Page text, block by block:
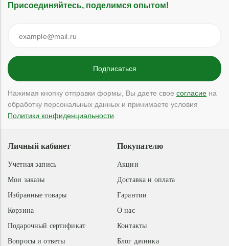
Присоединяйтесь, поделимся опытом!
Нажимая кнопку отправки формы, Вы даете свое согласие на
обработку персональных данных и принимаете условия
Политики конфиденциальности
Покупателю
Акции
Доставка и оплата
Гарантии
О нас
Контакты
Блог дачника
Личный кабинет
Учетная запись
Мои заказы
Избранные товары
Корзина
Подарочный сертификат
Вопросы и ответы